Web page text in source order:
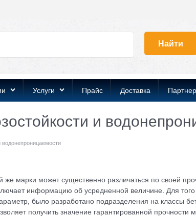
Найти
Услуги Прайс Доставка
и
водонепроницаемости
же марки может существенно различаться по своей
информацию об усредненной величине. Для
было разработано подразделения на классы
получить значение гарантированной прочности